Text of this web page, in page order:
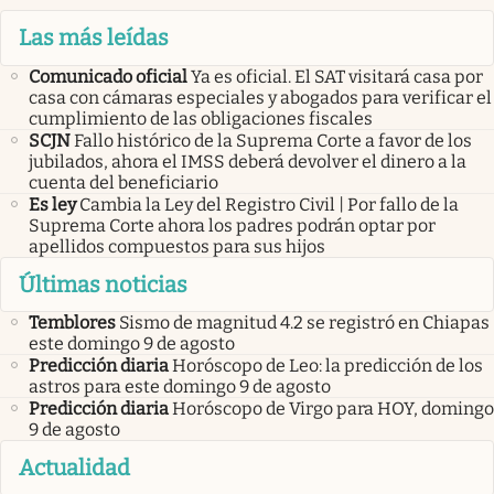
Las más leídas
Comunicado oficialYa es oficial. El SAT visitará casa por
casa con cámaras especiales y abogados para verificar el
cumplimiento de las obligaciones fiscales
SCJNFallo histórico de la Suprema Corte a favor de los
jubilados, ahora el IMSS deberá devolver el dinero a la
cuenta del beneficiario
Es ley Cambia la Ley del Registro Civil | Por fallo de la
Suprema Corte ahora los padres podrán optar por
apellidos compuestos para sus hijos
Últimas noticias
Temblores Sismo de magnitud 4.2 se registró en Chiapas
este domingo 9 de agosto
Predicción diariaHoróscopo de Leo: la predicción de los
astros para este domingo 9 de agosto
Predicción diariaHoróscopo de Virgo para HOY, domingo
9 de agosto
Actualidad